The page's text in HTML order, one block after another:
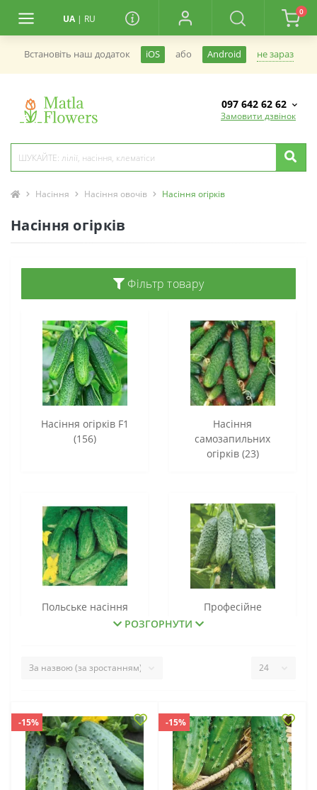
UA | RU
0
Встановiть наш додаток iOS або Android не зараз
097 642 62 62
Замовити дзвінок
Насіння Насіння овочів Насіння огірків
Насіння огірків
Фільтр товару
Насіння огірків F1
(156)
Насіння
самозапильних
огірків (23)
Польське насіння
Професійне
голландське насіння
РОЗГОРНУТИ
-15% -15%